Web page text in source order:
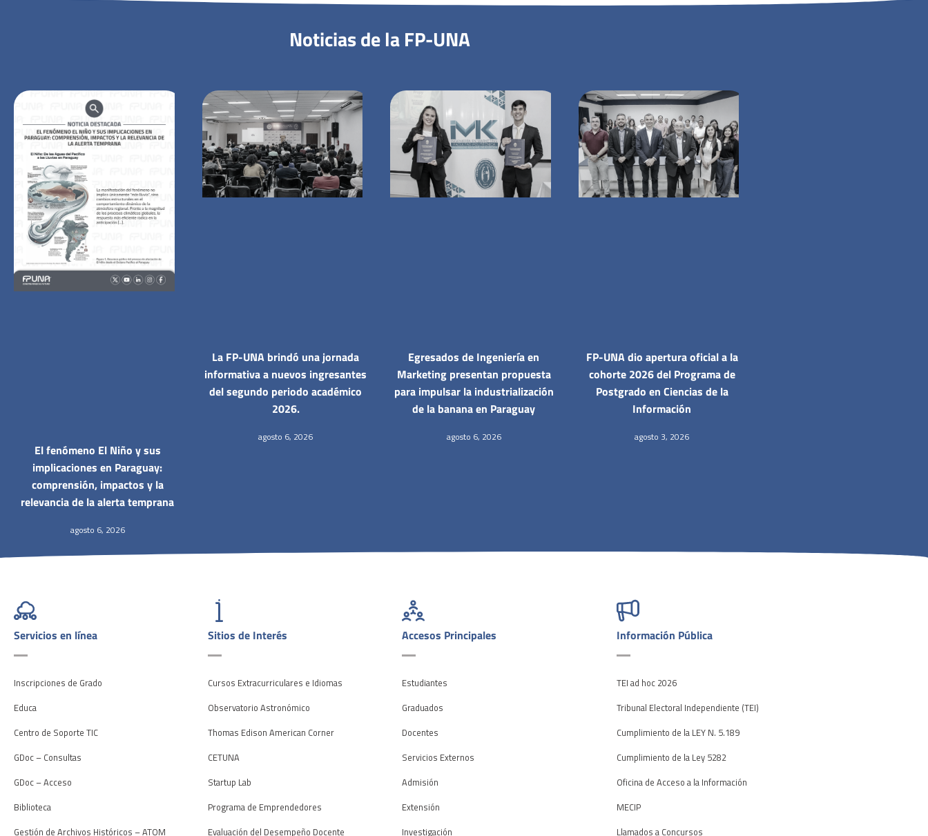
Noticias de la FP-UNA
El fenómeno El Niño y sus
implicaciones en Paraguay:
comprensión, impactos y la
relevancia de la alerta temprana
agosto 6, 2026
La FP-UNA brindó una jornada
informativa a nuevos ingresantes
del segundo periodo académico
2026.
agosto 6, 2026
Egresados de Ingeniería en
Marketing presentan propuesta
para impulsar la industrialización
de la banana en Paraguay
agosto 6, 2026
FP-UNA dio apertura oficial a la
cohorte 2026 del Programa de
Postgrado en Ciencias de la
Información
agosto 3, 2026
Servicios en línea
Inscripciones de Grado
Educa
Centro de Soporte TIC
GDoc – Consultas
GDoc – Acceso
Biblioteca
Gestión de Archivos Históricos – ATOM
Sitios de Interés
Cursos Extracurriculares e Idiomas
Observatorio Astronómico
Thomas Edison American Corner
CETUNA
Startup Lab
Programa de Emprendedores
Evaluación del Desempeño Docente
Accesos Principales
Estudiantes
Graduados
Docentes
Servicios Externos
Admisión
Extensión
Investigación
Información Pública
TEI ad hoc 2026
Tribunal Electoral Independiente (TEI)
Cumplimiento de la LEY N. 5.189
Cumplimiento de la Ley 5282
Oficina de Acceso a la Información
MECIP
Llamados a Concursos